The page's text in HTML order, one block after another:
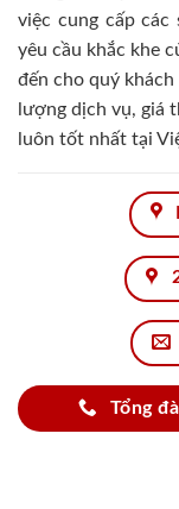
việc cung cấp các
yêu cầu khắc khe
đến cho quý
lượng dịch vụ, giá
luôn tốt nhất tại
Tổng